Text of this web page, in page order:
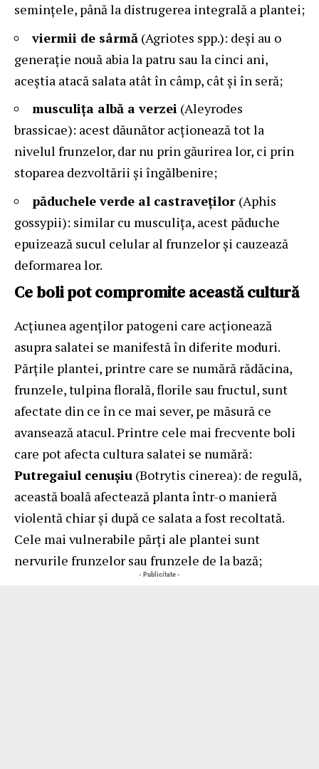
semințele, până la distrugerea integrală a plantei;
viermii de sârmă (Agriotes spp.): deși au o
generație nouă abia la patru sau la cinci ani,
aceștia atacă salata atât în câmp, cât și în seră;
musculița albă a verzei (Aleyrodes
brassicae): acest dăunător acționează tot la
nivelul frunzelor, dar nu prin găurirea lor, ci prin
stoparea dezvoltării și îngălbenire;
păduchele verde al castraveților (Aphis
gossypii): similar cu musculița, acest păduche
epuizează sucul celular al frunzelor și cauzează
deformarea lor.
Ce boli pot compromite această cultură
Acțiunea agenților patogeni care acționează
asupra salatei se manifestă în diferite moduri.
Părțile plantei, printre care se numără rădăcina,
frunzele, tulpina florală, florile sau fructul, sunt
afectate din ce în ce mai sever, pe măsură ce
avansează atacul. Printre cele mai frecvente boli
care pot afecta cultura salatei se numără:
Putregaiul cenușiu (Botrytis cinerea): de regulă,
această boală afectează planta într-o manieră
violentă chiar și după ce salata a fost recoltată.
Cele mai vulnerabile părți ale plantei sunt
nervurile frunzelor sau frunzele de la bază;
- Publicitate -